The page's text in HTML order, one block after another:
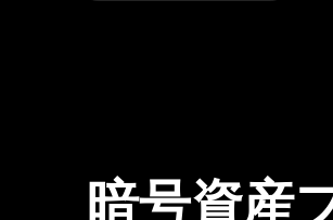
暗号資産